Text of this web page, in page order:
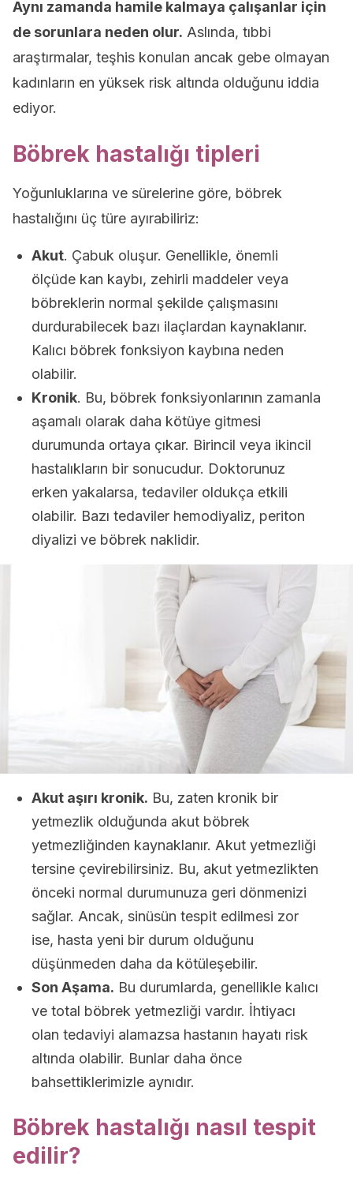
Aynı zamanda hamile kalmaya çalışanlar için
de sorunlara neden olur. Aslında, tıbbi
araştırmalar, teşhis konulan ancak gebe olmayan
kadınların en yüksek risk altında olduğunu iddia
ediyor.
Böbrek hastalığı tipleri
Yoğunluklarına ve sürelerine göre, böbrek
hastalığını üç türe ayırabiliriz:
Akut. Çabuk oluşur. Genellikle, önemli
ölçüde kan kaybı, zehirli maddeler veya
böbreklerin normal şekilde çalışmasını
durdurabilecek bazı ilaçlardan kaynaklanır.
Kalıcı böbrek fonksiyon kaybına neden
olabilir.
Kronik. Bu, böbrek fonksiyonlarının zamanla
aşamalı olarak daha kötüye gitmesi
durumunda ortaya çıkar. Birincil veya ikincil
hastalıkların bir sonucudur. Doktorunuz
erken yakalarsa, tedaviler oldukça etkili
olabilir. Bazı tedaviler hemodiyaliz, periton
diyalizi ve böbrek naklidir.
Akut aşırı kronik. Bu, zaten kronik bir
yetmezlik olduğunda akut böbrek
yetmezliğinden kaynaklanır. Akut yetmezliği
tersine çevirebilirsiniz. Bu, akut yetmezlikten
önceki normal durumunuza geri dönmenizi
sağlar. Ancak, sinüsün tespit edilmesi zor
ise, hasta yeni bir durum olduğunu
düşünmeden daha da kötüleşebilir.
Son Aşama. Bu durumlarda, genellikle kalıcı
ve total böbrek yetmezliği vardır. İhtiyacı
olan tedaviyi alamazsa hastanın hayatı risk
altında olabilir. Bunlar daha önce
bahsettiklerimizle aynıdır.
Böbrek hastalığı nasıl tespit
edilir?